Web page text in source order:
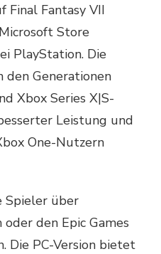
Final Fantasy VII
Store
PlayStation. Die
den Generationen
Xbox Series X|S-
Leistung und
One-Nutzern
Spieler über
den Epic Games
Die PC-Version bietet